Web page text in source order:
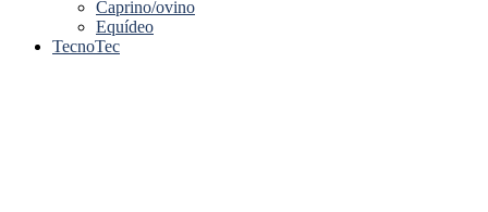
Caprino/ovino
Equídeo
TecnoTec